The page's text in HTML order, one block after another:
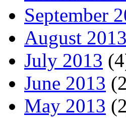
September
August 2013
July 2013
June 2013
May 2013